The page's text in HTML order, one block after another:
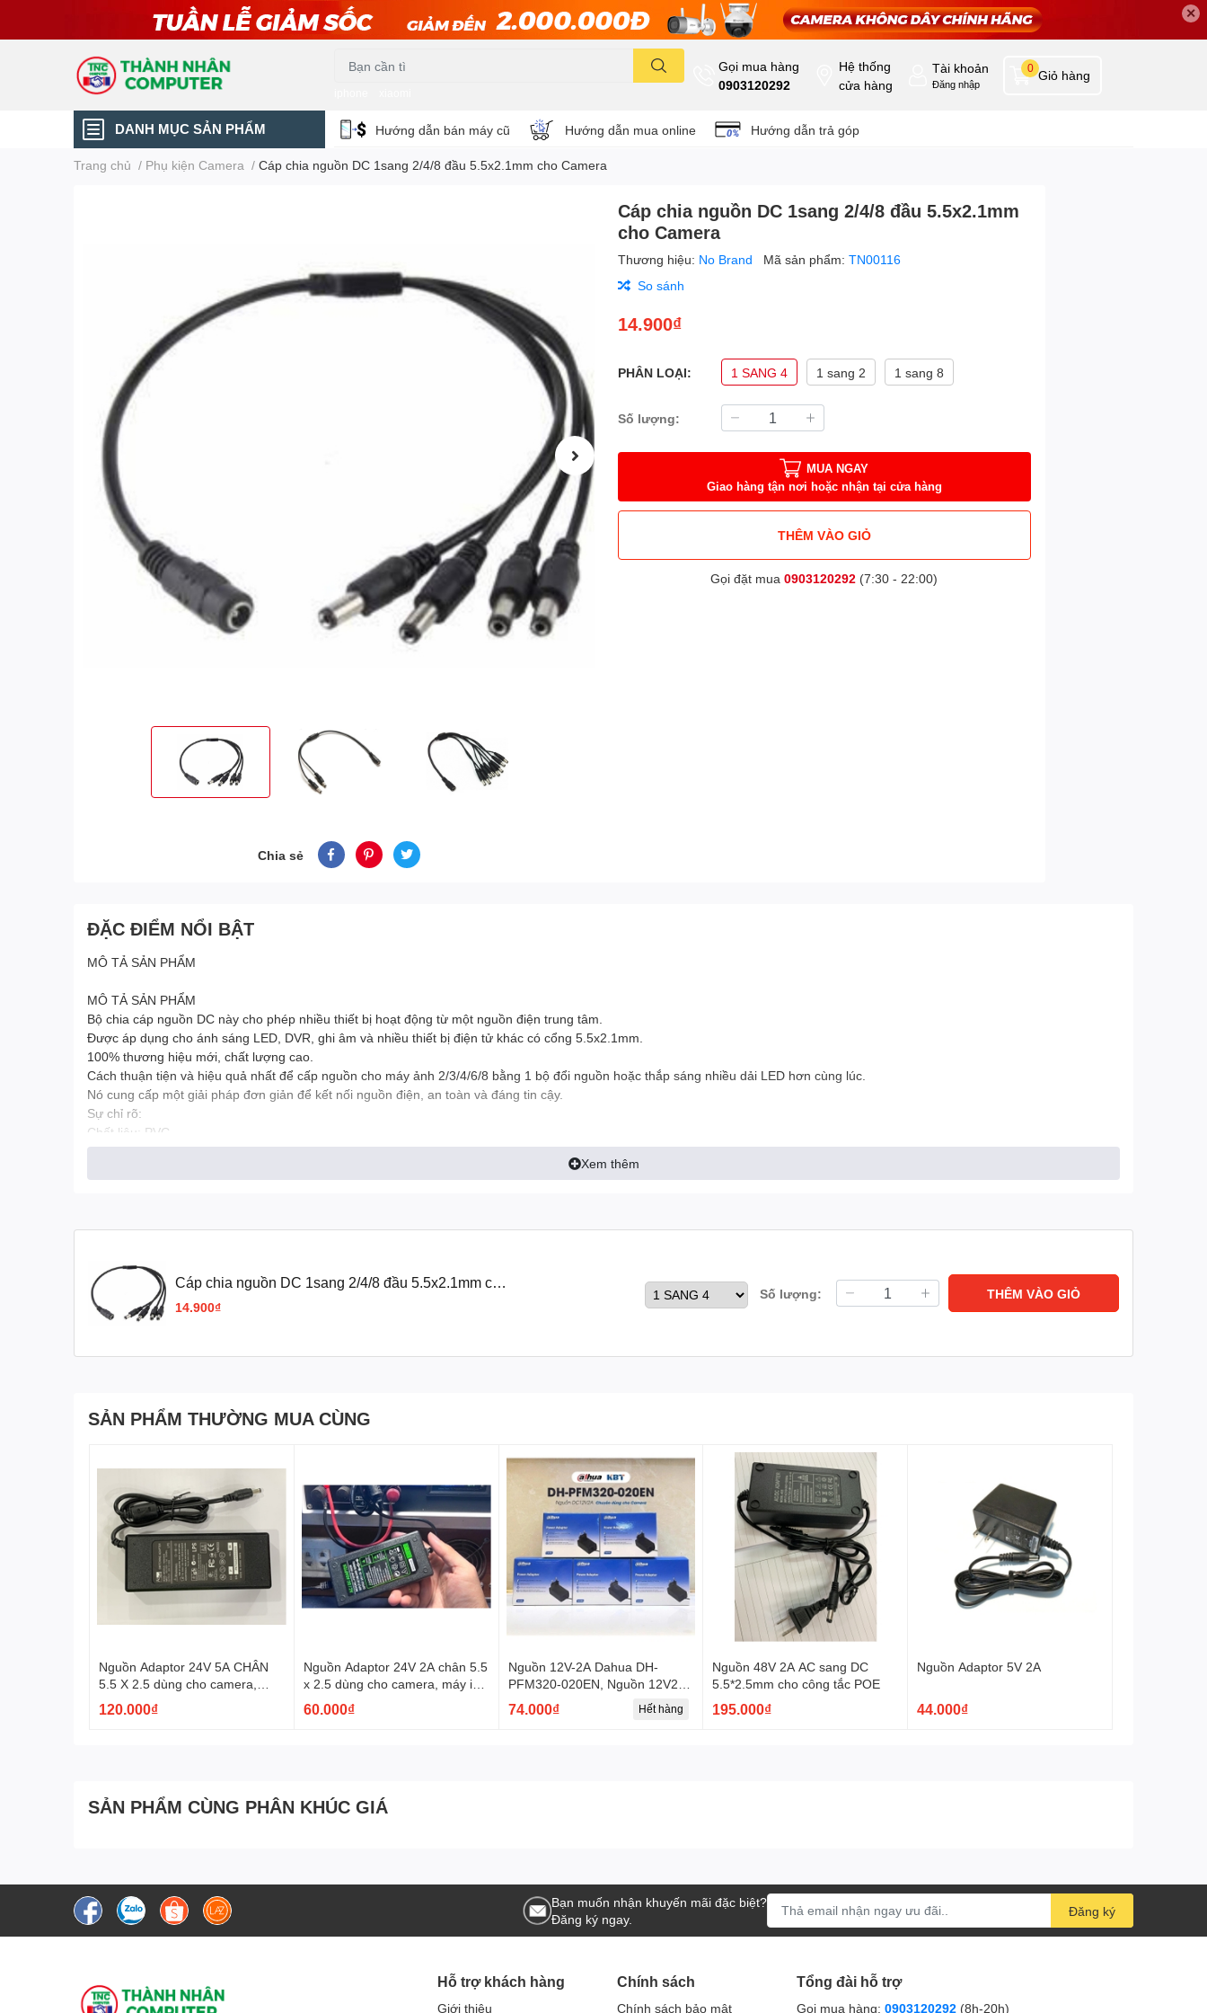
✕
Gọi mua hàng
0903120292
Hệ thống
cửa hàng
Tài khoản
Đăng nhập
Giỏ hàng
0
DANH MỤC SẢN PHẨM Hướng dẫn bán máy cũ Hướng dẫn mua online Hướng dẫn trả góp
Trang chủ / Phụ kiện Camera / Cáp chia nguồn DC 1sang 2/4/8 đầu 5.5x2.1mm cho Camera
Chia sẻ
Cáp chia nguồn DC 1sang 2/4/8 đầu 5.5x2.1mm
cho Camera
Thương hiệu: No Brand Mã sản phẩm: TN00116
So sánh
14.900₫
PHÂN LOẠI: 1 SANG 4 1 sang 2 1 sang 8
Số lượng:
MUA NGAY
Giao hàng tận nơi hoặc nhận tại cửa hàng
THÊM VÀO GIỎ
Gọi đặt mua0903120292 (7:30 - 22:00)
ĐẶC ĐIỂM NỔI BẬT
MÔ TẢ SẢN PHẨM
MÔ TẢ SẢN PHẨM
Bộ chia cáp nguồn DC này cho phép nhiều thiết bị hoạt động từ một nguồn điện trung tâm.
Được áp dụng cho ánh sáng LED, DVR, ghi âm và nhiều thiết bị điện tử khác có cổng 5.5x2.1mm.
100% thương hiệu mới, chất lượng cao.
Cách thuận tiện và hiệu quả nhất để cấp nguồn cho máy ảnh 2/3/4/6/8 bằng 1 bộ đổi nguồn hoặc thắp sáng nhiều dải LED hơn cùng lúc.
Nó cung cấp một giải pháp đơn giản để kết nối nguồn điện, an toàn và đáng tin cậy.
Sự chỉ rõ:
Chất liệu: PVC
Màu đen
Chiều dài: Khoảng 40cm / 16 "(từ đầu đến cuối)
Xem thêm
Cáp chia nguồn DC 1sang 2/4/8 đầu 5.5x2.1mm cho
Camera
14.900₫
Số lượng: THÊM VÀO GIỎ
SẢN PHẨM THƯỜNG MUA CÙNG
Nguồn Adaptor 24V 5A CHÂN
5.5 X 2.5 dùng cho camera,
máy in mã vạch ....mẫu ngẫu
nhiên
120.000₫
Nguồn Adaptor 24V 2A chân 5.5
x 2.5 dùng cho camera, máy in
mã vạch ....mẫu ngẫu nhiên
60.000₫
Nguồn 12V-2A Dahua DH-
PFM320-020EN, Nguồn 12V2A
chuyên dụng camera, Adapter
Camera CCTVA
74.000₫ Hết hàng
Nguồn 48V 2A AC sang DC
5.5*2.5mm cho công tắc POE
195.000₫
Nguồn Adaptor 5V 2A
44.000₫
SẢN PHẨM CÙNG PHÂN KHÚC GIÁ
Bạn muốn nhận khuyến mãi đặc biệt?
Đăng ký ngay.
Đăng ký
Hỗ trợ khách hàng
Giới thiệu
Chính sách
Chính sách bảo mật
Tổng đài hỗ trợ
Gọi mua hàng: 0903120292 (8h-20h)